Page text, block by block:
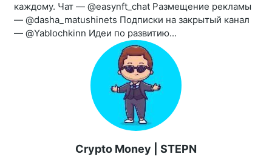
каждому. Чат — @easynft_chat Размещение рекламы
— @dasha_matushinets Подписки на закрытый канал
— @Yablochkinn Идеи по развитию...
Crypto Money | STEPN